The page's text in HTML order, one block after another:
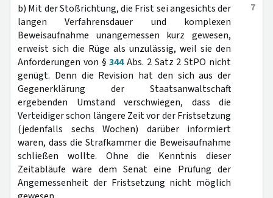
7
b) Mit der Stoßrichtung, die Frist sei angesichts der
langen Verfahrensdauer und komplexen
Beweisaufnahme unangemessen kurz gewesen,
erweist sich die Rüge als unzulässig, weil sie den
Anforderungen von §344Abs. 2 Satz 2 StPO nicht
genügt. Denn die Revision hat den sich aus der
Gegenerklärung der Staatsanwaltschaft
ergebenden Umstand verschwiegen, dass die
Verteidiger schon längere Zeit vor der Fristsetzung
(jedenfalls sechs Wochen) darüber informiert
waren, dass die Strafkammer die Beweisaufnahme
schließen wollte. Ohne die Kenntnis dieser
Zeitabläufe wäre dem Senat eine Prüfung der
Angemessenheit der Fristsetzung nicht möglich